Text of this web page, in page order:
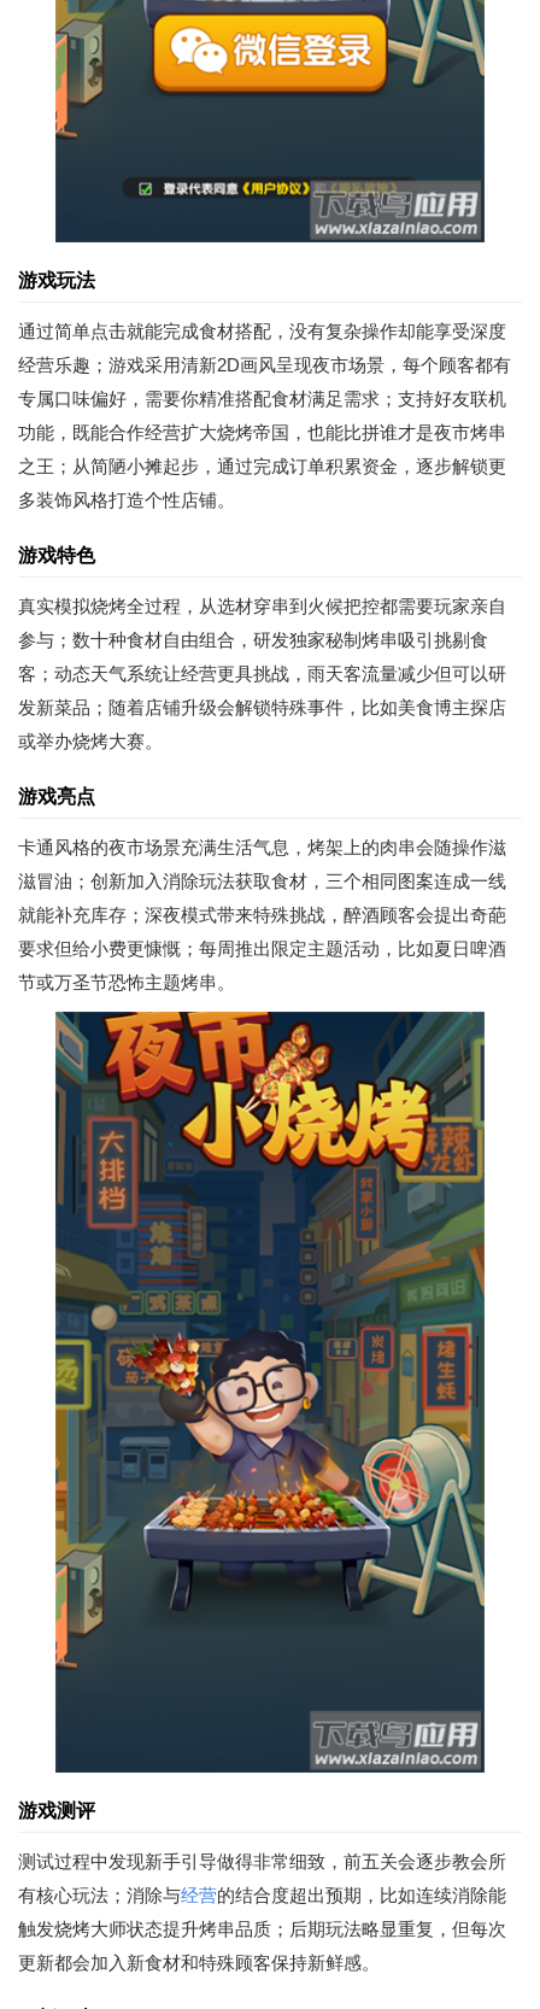
游戏玩法
通过简单点击就能完成食材搭配，没有复杂操作却能享受深度
经营乐趣；游戏采用清新2D画风呈现夜市场景，每个顾客都有
专属口味偏好，需要你精准搭配食材满足需求；支持好友联机
功能，既能合作经营扩大烧烤帝国，也能比拼谁才是夜市烤串
之王；从简陋小摊起步，通过完成订单积累资金，逐步解锁更
多装饰风格打造个性店铺。
游戏特色
真实模拟烧烤全过程，从选材穿串到火候把控都需要玩家亲自
参与；数十种食材自由组合，研发独家秘制烤串吸引挑剔食
客；动态天气系统让经营更具挑战，雨天客流量减少但可以研
发新菜品；随着店铺升级会解锁特殊事件，比如美食博主探店
或举办烧烤大赛。
游戏亮点
卡通风格的夜市场景充满生活气息，烤架上的肉串会随操作滋
滋冒油；创新加入消除玩法获取食材，三个相同图案连成一线
就能补充库存；深夜模式带来特殊挑战，醉酒顾客会提出奇葩
要求但给小费更慷慨；每周推出限定主题活动，比如夏日啤酒
节或万圣节恐怖主题烤串。
游戏测评
测试过程中发现新手引导做得非常细致，前五关会逐步教会所
有核心玩法；消除与经营的结合度超出预期，比如连续消除能
触发烧烤大师状态提升烤串品质；后期玩法略显重复，但每次
更新都会加入新食材和特殊顾客保持新鲜感。